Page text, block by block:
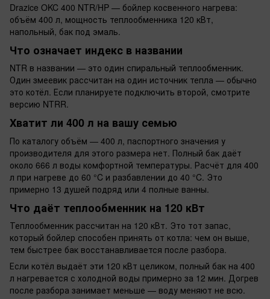
Drazice OKC 400 NTR/HP — бойлер косвенного нагрева:
объём 400 л, мощность теплообменника 120 кВт,
напольный, бак под эмаль.
Что означает индекс в названии
NTR в названии — это один спиральный теплообменник.
Один змеевик рассчитан на один источник тепла — обычно
это котёл. Если планируете подключить второй, смотрите
версию NTRR.
Хватит ли 400 л на вашу семью
По каталогу объём — 400 л, паспортного значения у
производителя для этого размера нет. Полный бак даёт
около 666 л воды комфортной температуры. Расчёт для 400
л при нагреве до 60 °C и разбавлении до 40 °C. Это
примерно 13 душей подряд или 4 полные ванны.
Что даёт теплообменник на 120 кВт
Теплообменник рассчитан на 120 кВт. Это тот запас,
который бойлер способен принять от котла: чем он выше,
тем быстрее бак восстанавливается после разбора.
Если котёл выдаёт эти 120 кВт целиком, полный бак на 400
л нагревается с холодной воды примерно за 12 мин. Догрев
после разбора занимает меньше — воду меняют не всю.